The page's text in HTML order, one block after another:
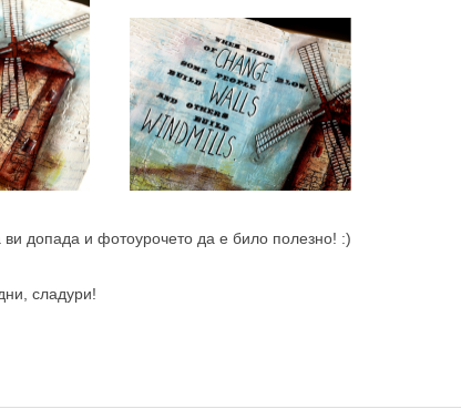
ви допада и фотоурочето да е било полезно! :)
сладури!